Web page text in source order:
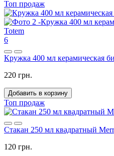
Топ продаж
6
Кружка 400 мл керамическая
220 грн.
Добавить в корзину
Топ продаж
Стакан 250 мл квадратный
120 грн.